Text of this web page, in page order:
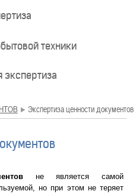
техники
экспертиза
Экспертиза ценности документов
не является самой
но при этом не теряет